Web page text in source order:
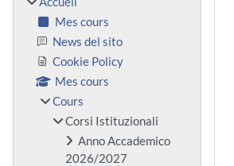
Mes cours
News del sito
Cookie Policy
Mes cours
Cours
Corsi Istituzionali
Anno Accademico
2026/2027